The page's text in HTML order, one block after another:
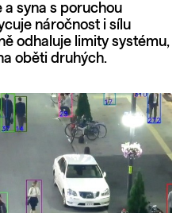
a syna s poruchou
náročnost i sílu
odhaluje limity systému,
oběti druhých.